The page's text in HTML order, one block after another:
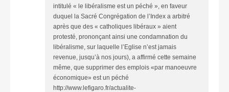
intitulé « le libéralisme est un péché », en faveur
duquel la Sacré Congrégation de l’Index a arbitré
après que des « catholiques libéraux » aient
protesté, prononçant ainsi une condamnation du
libéralisme, sur laquelle l’Eglise n’est jamais
revenue, jusqu’à nos jours), a affirmé cette semaine
même, que supprimer des emplois «par manoeuvre
économique» est un péché
http://www.lefigaro.fr/actualite-